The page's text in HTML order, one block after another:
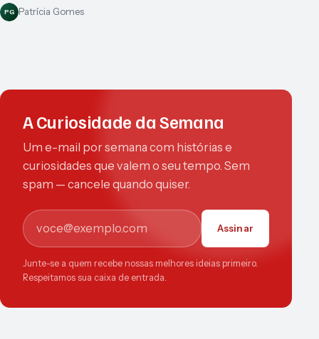
PG Patrícia Gomes
A Curiosidade da Semana
Um e-mail por semana com histórias e
curiosidades que valem o seu tempo. Sem
spam — cancele quando quiser.
E-mail
Assinar
Junte-se a quem recebe nossas melhores ideias primeiro.
Respeitamos sua caixa de entrada.